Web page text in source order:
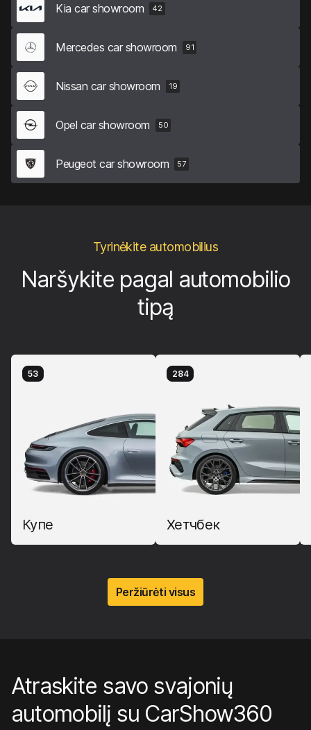
Kia car showroom 42
Mercedes car showroom 91
Nissan car showroom 19
Opel car showroom 50
Peugeot car showroom 57
Tyrinėkite automobilius
Naršykite pagal automobilio
tipą
53
Купе
284
Хетчбек
Peržiūrėti visus
Atraskite savo svajonių
automobilį su CarShow360